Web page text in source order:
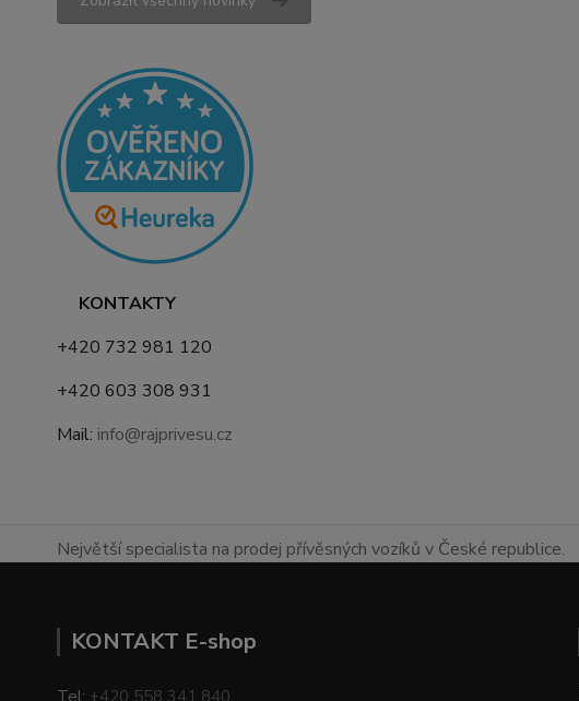
KONTAKTY
+420 732 981 120
+420 603 308 931
Mail: info@rajprivesu.cz
Největší specialista na prodej přívěsných vozíků v České republice.
KONTAKT E-shop
Tel: +420 558 341 840